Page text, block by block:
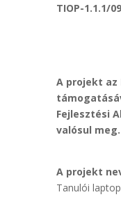
TIOP-1.1.1/
A projekt az
Fejlesztési
valósul meg.
A projekt
Tanulói